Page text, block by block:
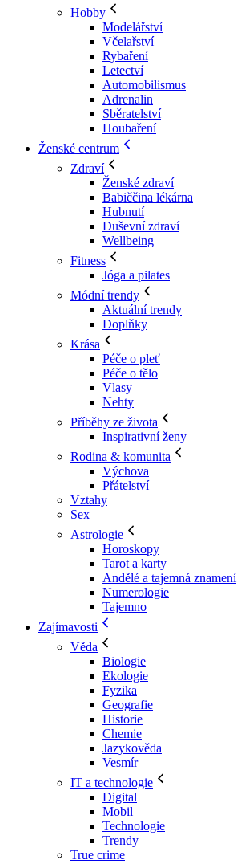
Hobby
Modelářství
Včelařství
Rybaření
Letectví
Automobilismus
Adrenalin
Sběratelství
Houbaření
Ženské centrum
Zdraví
Ženské zdraví
Babiččina lékárna
Hubnutí
Duševní zdraví
Wellbeing
Fitness
Jóga a pilates
Módní trendy
Aktuální trendy
Doplňky
Krása
Péče o pleť
Péče o tělo
Vlasy
Nehty
Příběhy ze života
Inspirativní ženy
Rodina & komunita
Výchova
Přátelství
Vztahy
Sex
Astrologie
Horoskopy
Tarot a karty
Andělé a tajemná znamení
Numerologie
Tajemno
Zajímavosti
Věda
Biologie
Ekologie
Fyzika
Geografie
Historie
Chemie
Jazykověda
Vesmír
IT a technologie
Digital
Mobil
Technologie
Trendy
True crime